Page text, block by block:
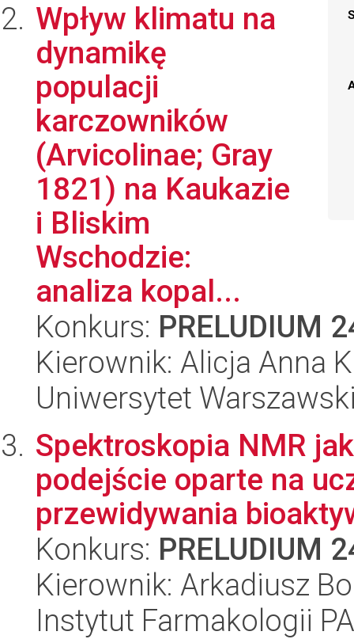
Wpływ klimatu na
dynamikę
populacji
karczowników
(Arvicolinae; Gray
1821) na Kaukazie
i Bliskim
Wschodzie:
analiza kopal...
Konkurs: PRELUDIUM
Kierownik: Alicja Anna
Uniwersytet
Spektroskopia NMR
podejście oparte na
przewidywania
Konkurs: PRELUDIUM
Kierownik: Arkadiusz
Instytut Farmakologii